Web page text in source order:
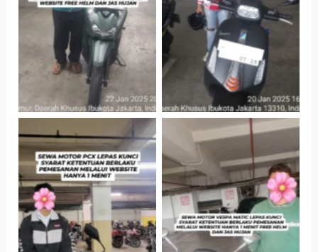
Parkir P6A
Parkir P6A
Hotel Kartika
Chandra, Jakarta
Cityplaza
Jatinegara Gedung